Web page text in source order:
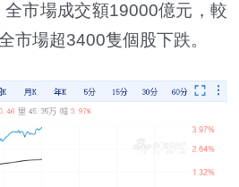
市場成交額19000億元，較
市場超3400隻個股下跌。